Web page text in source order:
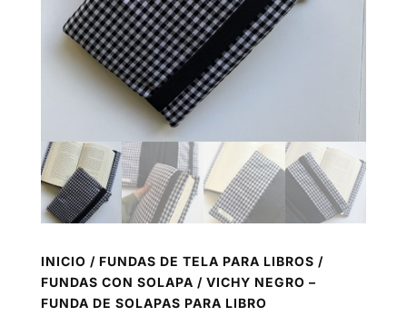
INICIO / FUNDAS DE TELA PARA LIBROS /
FUNDAS CON SOLAPA / VICHY NEGRO –
FUNDA DE SOLAPAS PARA LIBRO